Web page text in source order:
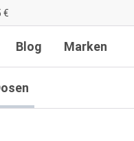
€
Blog Marken